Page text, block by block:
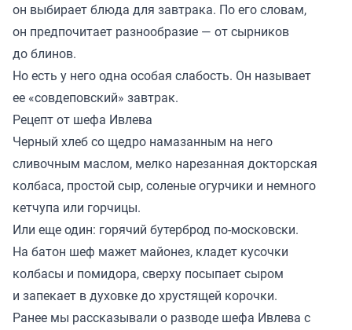
он выбирает блюда для завтрака. По его словам,
он предпочитает разнообразие — от сырников
до блинов.
Но есть у него одна особая слабость. Он называет
ее «совдеповский» завтрак.
Рецепт от шефа Ивлева
Черный хлеб со щедро намазанным на него
сливочным маслом, мелко нарезанная докторская
колбаса, простой сыр, соленые огурчики и немного
кетчупа или горчицы.
Или еще один: горячий бутерброд по-московски.
На батон шеф мажет майонез, кладет кусочки
колбасы и помидора, сверху посыпает сыром
и запекает в духовке до хрустящей корочки.
Ранее мы рассказывали о разводе шефа Ивлева с